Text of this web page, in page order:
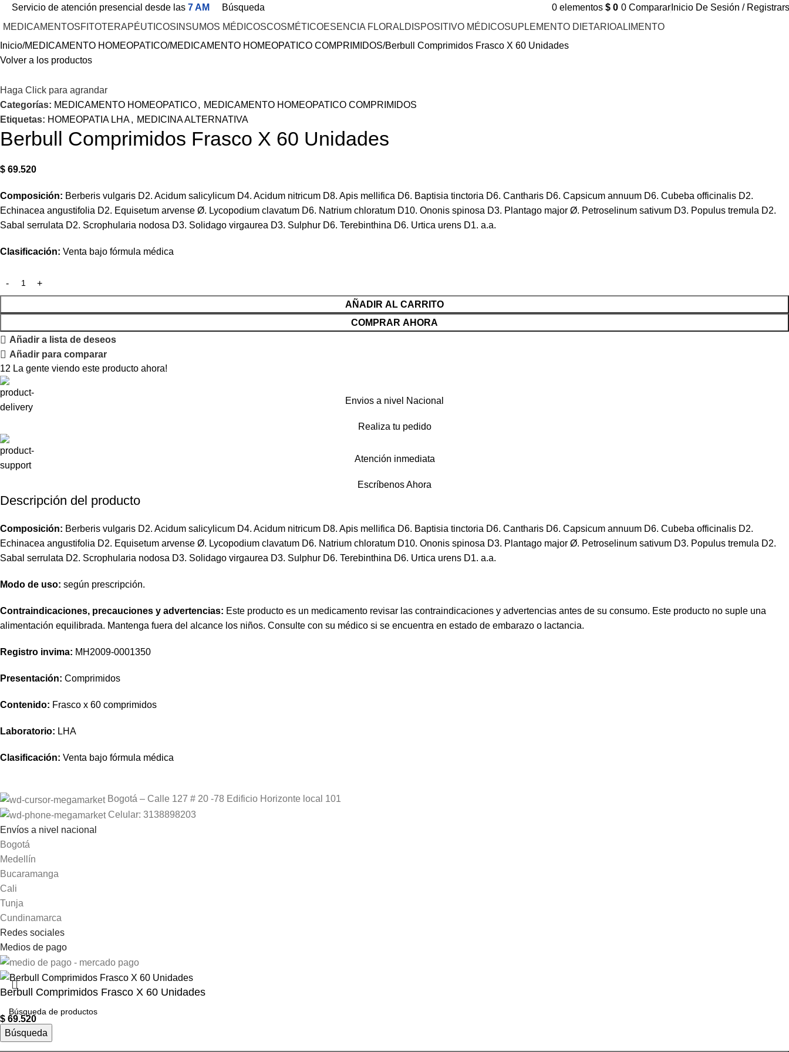
Servicio de atención presencial desde las 7 AM Búsqueda 0 elementos $ 0 0 Comparar Inicio De Sesión /
MEDICAMENTOSFITOTERAPÉUTICOS INSUMOS MÉDICOSCOSMÉTICOESENCIA FLORALDISPOSITIVO MÉDICOSUPLEMENTO DIETARIOALIMENTO
Inicio MEDICAMENTO HOMEOPATICO MEDICAMENTO HOMEOPATICO COMPRIMIDOS Berbull Comprimidos Frasco X 60 Unidades
Volver a los productos
Haga Click para agrandar
Categorías: MEDICAMENTO HOMEOPATICO, MEDICAMENTO HOMEOPATICO COMPRIMIDOS
Etiquetas: HOMEOPATIA LHA, MEDICINA ALTERNATIVA
Berbull Comprimidos Frasco X 60 Unidades
$ 69.520
Composición: Berberis vulgaris D2. Acidum salicylicum D4. Acidum nitricum D8. Apis mellifica D6. Baptisia tinctoria D6. Cantharis D6. Capsicum annuum D6. Cubeba officinalis D2.
Echinacea angustifolia D2. Equisetum arvense Ø. Lycopodium clavatum D6. Natrium chloratum D10. Ononis spinosa D3. Plantago major Ø. Petroselinum sativum D3. Populus tremula D2.
Sabal serrulata D2. Scrophularia nodosa D3. Solidago virgaurea D3. Sulphur D6. Terebinthina D6. Urtica urens D1. a.a.
Clasificación: Venta bajo fórmula médica
AÑADIR AL CARRITO
COMPRAR AHORA
Añadir a lista de deseos
Añadir para comparar
12 La gente viendo este producto ahora!
Envios a nivel Nacional
Realiza tu pedido
Atención inmediata
Escríbenos Ahora
Descripción del producto
Composición: Berberis vulgaris D2. Acidum salicylicum D4. Acidum nitricum D8. Apis mellifica D6. Baptisia tinctoria D6. Cantharis D6. Capsicum annuum D6. Cubeba officinalis D2.
Echinacea angustifolia D2. Equisetum arvense Ø. Lycopodium clavatum D6. Natrium chloratum D10. Ononis spinosa D3. Plantago major Ø. Petroselinum sativum D3. Populus tremula D2.
Sabal serrulata D2. Scrophularia nodosa D3. Solidago virgaurea D3. Sulphur D6. Terebinthina D6. Urtica urens D1. a.a.
Modo de uso: según prescripción.
Contraindicaciones, precauciones y advertencias: Este producto es un medicamento revisar las contraindicaciones y advertencias antes de su consumo. Este producto no suple una
alimentación equilibrada. Mantenga fuera del alcance los niños. Consulte con su médico si se encuentra en estado de embarazo o lactancia.
Registro invima: MH2009-0001350
Presentación: Comprimidos
Contenido: Frasco x 60 comprimidos
Laboratorio: LHA
Clasificación: Venta bajo fórmula médica
Bogotá – Calle 127 # 20 -78 Edificio Horizonte local 101
Celular: 3138898203
Envíos a nivel nacional
Bogotá
Medellín
Bucaramanga
Cali
Tunja
Cundinamarca
Redes sociales
Medios de pago
Búsqueda
Berbull Comprimidos Frasco X 60 Unidades
$ 69.520